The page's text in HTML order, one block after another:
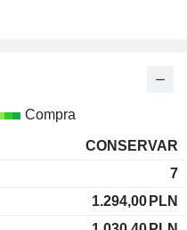
Compra
CONSERVAR
7
1.294,00 PLN